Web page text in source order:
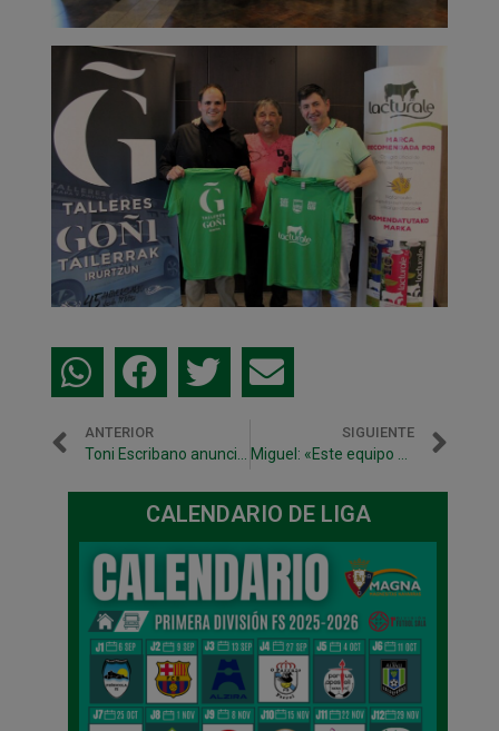
ANTERIOR
Toni Escribano anuncia su despedida de Osasuna Magna tras cinco temporadas en el club
SIGUIENTE
Miguel: «Este equipo está a la misma altura de aquel que se metió en una final»
CALENDARIO DE LIGA